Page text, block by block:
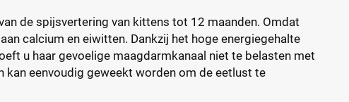
de spijsvertering van kittens tot 12 maanden. Omdat
calcium en eiwitten. Dankzij het hoge energiegehalte
u haar gevoelige maagdarmkanaal niet te belasten met
eenvoudig geweekt worden om de eetlust te